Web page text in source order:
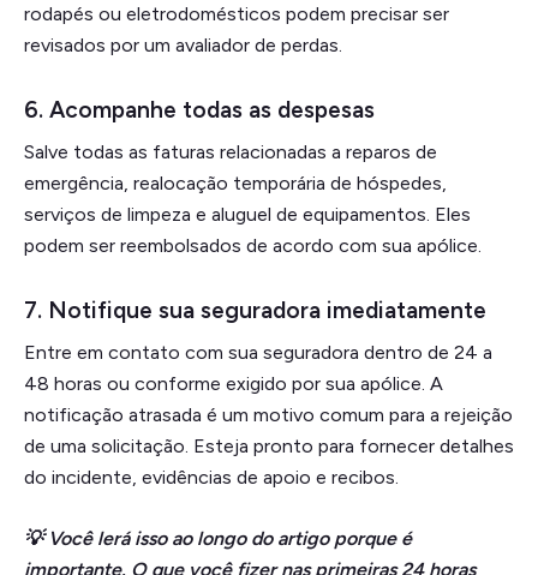
rodapés ou eletrodomésticos podem precisar ser
revisados por um avaliador de perdas.
6. Acompanhe todas as despesas
Salve todas as faturas relacionadas a reparos de
emergência, realocação temporária de hóspedes,
serviços de limpeza e aluguel de equipamentos. Eles
podem ser reembolsados de acordo com sua apólice.
7. Notifique sua seguradora imediatamente
Entre em contato com sua seguradora dentro de 24 a
48 horas ou conforme exigido por sua apólice. A
notificação atrasada é um motivo comum para a rejeição
de uma solicitação. Esteja pronto para fornecer detalhes
do incidente, evidências de apoio e recibos.
💡 Você lerá isso ao longo do artigo porque é
importante. O que você fizer nas primeiras 24 horas